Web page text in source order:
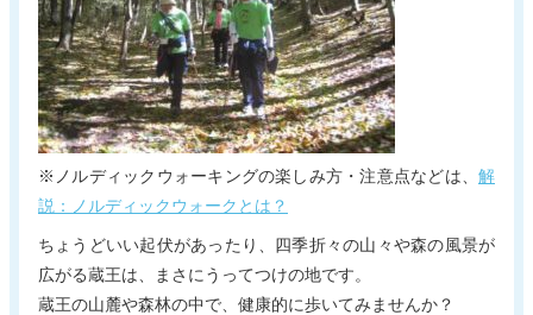
※ノルディックウォーキングの楽しみ方・注意点などは、 解
説：ノルディックウォークとは？
ちょうどいい起伏があったり、四季折々の山々や森の風景が
広がる蔵王は、まさにうってつけの地です。
蔵王の山麓や森林の中で、健康的に歩いてみませんか？